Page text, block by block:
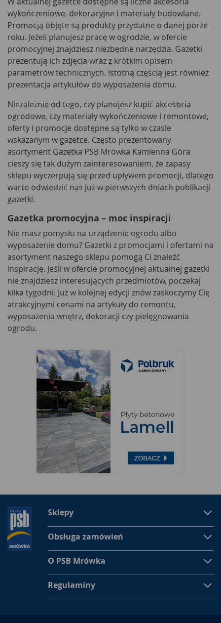
wykończeniowe, dekoracyjne i materiały budowlane.
Promocją objęte są produkty przydatne o danej porze
roku. Jeżeli planujesz pracę w ogrodzie, w ofercie
promocyjnej znajdziesz niezbędne narzędzia. Gazetki
prezentują ich zdjęcia wraz z krótkim opisem
parametrów technicznych. Istotną częścią jest również
prezentacja artykułów do wyposażenia domu.
Niezależnie od tego, czy planujesz kupić akcesoria
ogrodowe, czy materiały wykończeniowe i remontowe,
oferty i promocje dostępne są tylko w czasie
wskazanym w gazetce. Często prezentowany
asortyment Gazetka PSB Mrówka Kamienna Góra
cieszy się tak dużym zainteresowaniem, że zapasy
sklepu wyczerpują się przed upływem promocji, dlatego
warto odwiedzić nas już w pierwszych dniach publikacji
gazetki.
Gazetka promocyjna – moc inspiracji
Nie masz pomysłu na urządzenie ogrodu albo
wyposażenie domu? Gazetki z promocjami i ofertami na
asortyment naszego sklepu pomogą Ci znaleźć
inspirację. Jeśli w ofercie promocyjnej aktualnej gazetki
nie znajdziesz interesujących przedmiotów, poczekaj
kilka tygodni. Już w kolejnej edycji znów zaskoczymy Cię
atrakcyjnymi cenami na artykuły do remontu,
wyposażenia wnętrz, dekoracji czy pielęgnowania
ogrodu.
Sklepy
Obsługa zamówień
O PSB Mrówka
Regulaminy